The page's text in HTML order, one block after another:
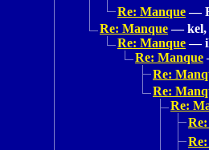
Re: Manque —
Re: Manque — kel,
Re: Manque —
Re: Manque
Re:
Re:
Re: